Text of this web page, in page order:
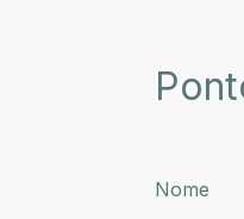
Nome